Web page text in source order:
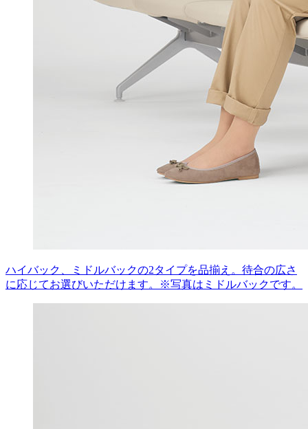
ハイバック、ミドルバックの2タイプを品揃え。待合の広さ
に応じてお選びいただけます。※写真はミドルバックです。